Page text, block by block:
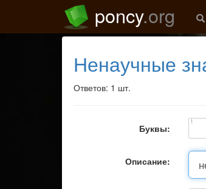
poncy.org
ненаучные
Ответов: 1 шт.
Буквы:
1
Описание: